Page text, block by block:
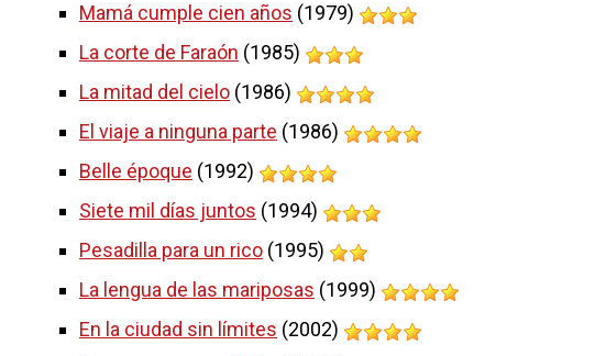
Mamá cumple cien años (1979)
La corte de Faraón (1985)
La mitad del cielo (1986)
El viaje a ninguna parte (1986)
Belle époque (1992)
Siete mil días juntos (1994)
Pesadilla para un rico (1995)
La lengua de las mariposas (1999)
En la ciudad sin límites (2002)